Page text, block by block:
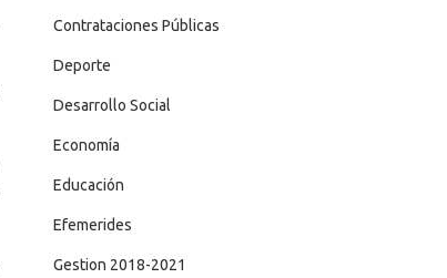
Contrataciones Públicas
Deporte
Desarrollo Social
Economía
Educación
Efemerides
Gestion 2018-2021